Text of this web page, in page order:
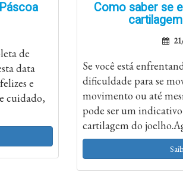
de
data
e
cuidado,
Como saber se
Se você está
dificuldade para se
movimento ou até
pode ser um
cartilagem do